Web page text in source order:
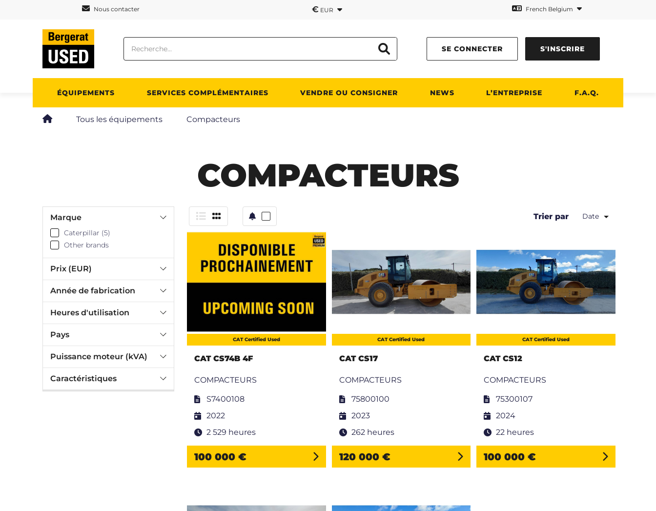
Nous contacter € EUR French Belgium
SE CONNECTER S'INSCRIRE
ÉQUIPEMENTS SERVICES COMPLÉMENTAIRES VENDRE OU CONSIGNER NEWS L’ENTREPRISE F.A.Q.
Tous les équipements Compacteurs
COMPACTEURS
Marque
Caterpillar (5)
Other brands
Prix (EUR)
Année de fabrication
Heures d'utilisation
Pays
Puissance moteur (kVA)
Caractéristiques
Trier par Date
CAT Certified Used
CAT CS74B 4F
COMPACTEURS
S7400108
2022
2 529 heures
100 000 €
CAT Certified Used
CAT CS17
COMPACTEURS
75800100
2023
262 heures
120 000 €
CAT Certified Used
CAT CS12
COMPACTEURS
75300107
2024
22 heures
100 000 €
Panneau de gestion des cookies